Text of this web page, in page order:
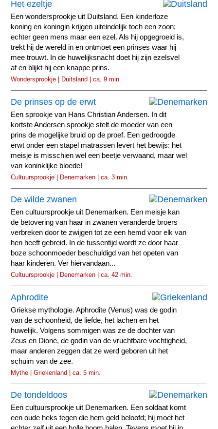
Het ezeltje
Een wondersprookje uit Duitsland. Een kinderloze
koning en koningin krijgen uiteindelijk toch een zoon;
echter geen mens maar een ezel. Als hij opgegroeid is,
trekt hij de wereld in en ontmoet een prinses waar hij
mee trouwt. In de huwelijksnacht doet hij zijn ezelsvel
af en blijkt hij een knappe prins.
Wondersprookje | Duitsland | ca. 9 min.
De prinses op de erwt
Een sprookje van Hans Christian Andersen. In dit
kortste Andersen sprookje stelt de moeder van een
prins de mogelijke bruid op de proef. Een gedroogde
erwt onder een stapel matrassen levert het bewijs: het
meisje is misschien wel een beetje verwaand, maar wel
van koninklijke bloede!
Cultuursprookje | Denemarken | ca. 3 min.
De wilde zwanen
Een cultuursprookje uit Denemarken. Een meisje kan
de betovering van haar in zwanen veranderde broers
verbreken door te zwijgen tot ze een hemd voor elk van
hen heeft gebreid. In de tussentijd wordt ze door haar
boze schoonmoeder beschuldigd van het opeten van
haar kinderen. Ver hiervandaan...
Cultuursprookje | Denemarken | ca. 42 min.
Aphrodite
Griekse mythologie. Aphrodite (Venus) was de godin
van de schoonheid, de liefde, het lachen en het
huwelijk. Volgens sommigen was ze de dochter van
Zeus en Dione, de godin van de vruchtbare vochtigheid,
maar anderen zeggen dat ze werd geboren uit het
schuim van de zee.
Mythe | Griekenland | ca. 5 min.
De tondeldoos
Een cultuursprookje uit Denemarken. Een soldaat komt
een oude heks tegen die hem geld beloofd; hij moet het